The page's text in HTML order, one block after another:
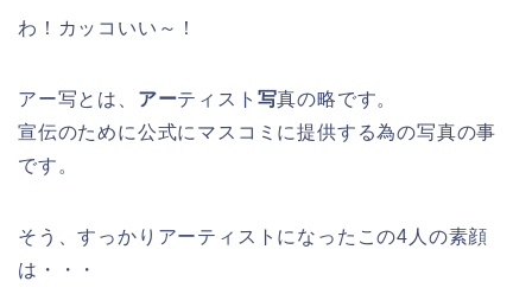
わ！カッコいい～！
アー写とは、 アーティスト 写真の略です。
宣伝のために公式にマスコミに提供する為の写真の事
です。
そう、すっかりアーティストになったこの4人の素顔
は・・・